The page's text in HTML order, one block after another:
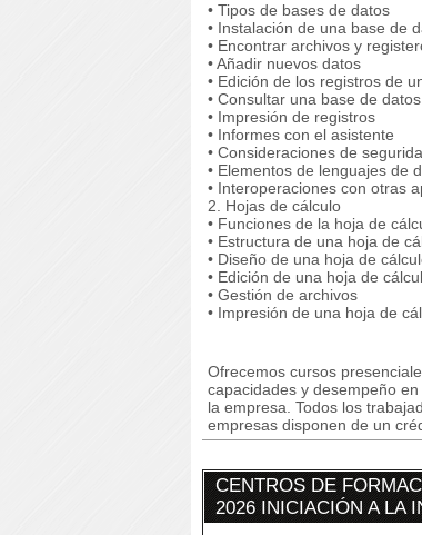
• Tipos de bases de datos
• Instalación de una base de
• Encontrar archivos y
• Añadir nuevos datos
• Edición de los registros de
• Consultar una base de datos
• Impresión de registros
• Informes con el asistente
• Consideraciones de
• Elementos de lenguajes de
• Interoperaciones con otras
2. Hojas de cálculo
• Funciones de la hoja de
• Estructura de una hoja de
• Diseño de una hoja de
• Edición de una hoja de
• Gestión de archivos
• Impresión de una hoja de
Ofrecemos cursos
capacidades y desempeño
la empresa. Todos los
empresas disponen de un
CENTROS DE
2026 INICIACIÓN A LA